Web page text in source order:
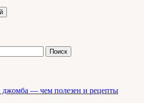
— чем полезен и рецепты